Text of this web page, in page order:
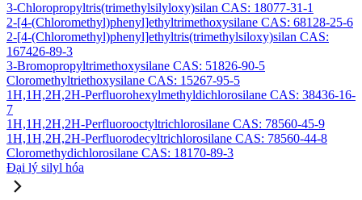
3-Chloropropyltris(trimethylsilyloxy)silan CAS: 18077-31-1
2-[4-(Chloromethyl)phenyl]ethyltrimethoxysilane CAS: 68128-25-6
2-[4-(Chloromethyl)phenyl]ethyltris(trimethylsiloxy)silan CAS:
167426-89-3
3-Bromopropyltrimethoxysilane CAS: 51826-90-5
Cloromethyltriethoxysilane CAS: 15267-95-5
1H,1H,2H,2H-Perfluorohexylmethyldichlorosilane CAS: 38436-16-
7
1H,1H,2H,2H-Perfluorooctyltrichlorosilane CAS: 78560-45-9
1H,1H,2H,2H-Perfluorodecyltrichlorosilane CAS: 78560-44-8
Cloromethydichlorosilane CAS: 18170-89-3
Đại lý silyl hóa